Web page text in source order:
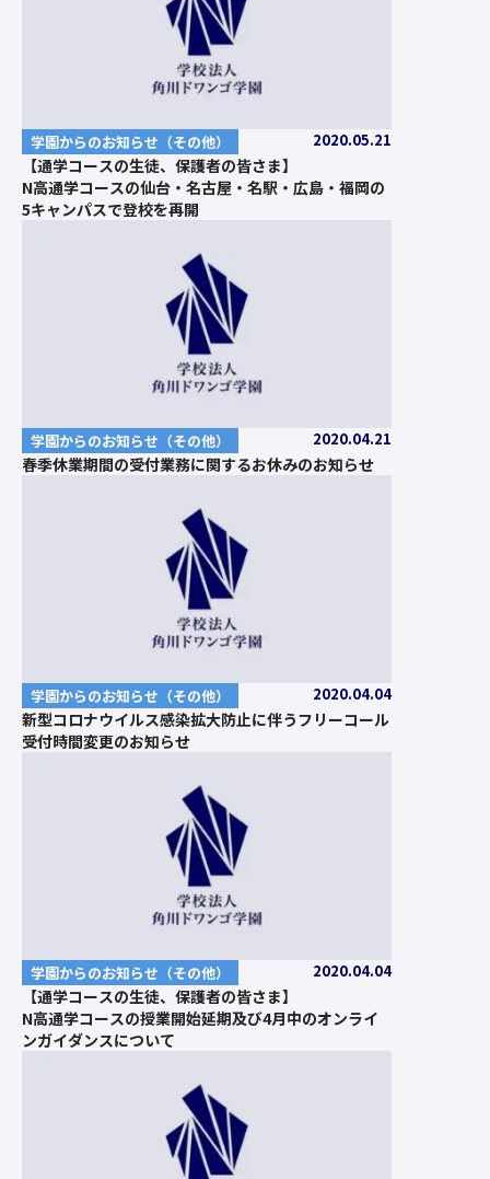
学園からのお知らせ（その他） 2020.05.21
【通学コースの生徒、保護者の皆さま】
N高通学コースの仙台・名古屋・名駅・広島・福岡の
5キャンパスで登校を再開
学園からのお知らせ（その他） 2020.04.21
春季休業期間の受付業務に関するお休みのお知らせ
学園からのお知らせ（その他） 2020.04.04
新型コロナウイルス感染拡大防止に伴うフリーコール
受付時間変更のお知らせ
学園からのお知らせ（その他） 2020.04.04
【通学コースの生徒、保護者の皆さま】
N高通学コースの授業開始延期及び4月中のオンライ
ンガイダンスについて